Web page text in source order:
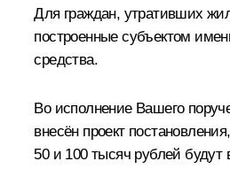
Для граждан, утративших
построенные субъектом
средства.
Во исполнение Вашего
внесён проект
50 и 100 тысяч рублей будут